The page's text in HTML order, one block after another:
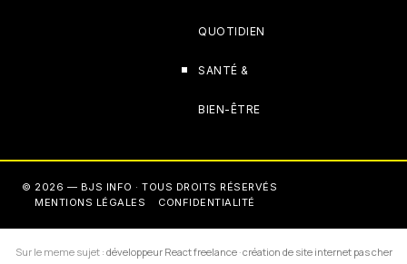
QUOTIDIEN
SANTÉ &
BIEN-ÊTRE
© 2026 — BJS INFO · TOUS DROITS RÉSERVÉS
MENTIONS LÉGALES
CONFIDENTIALITÉ
Sur le meme sujet : développeur React freelance·création de site internet pas cher